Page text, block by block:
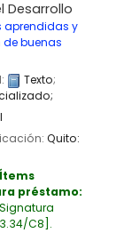
Desarrollo
aprendidas y
buenas
Texto;
Quito:
Ítems
préstamo:
Signatura
C8 .